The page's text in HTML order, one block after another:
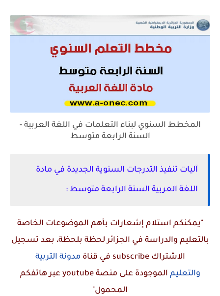
المخطط السنوي لبناء التعلمات في اللغة العربية -
السنة الرابعة متوسط
آليات تنفيذ التدرجات السنوية الجديدة في مادة
اللغة العربية السنة الرابعة متوسط :
"يمكنكم استلام إشعارات بأهم الموضوعات الخاصة
بالتعليم والدراسة في الجزائر لحظة بلحظة، بعد تسجيل
الاشتراكsubscribe في قناة مدونة التربية
والتعليم الموجودة على منصةyoutube عبر هاتفكم
المحمول"